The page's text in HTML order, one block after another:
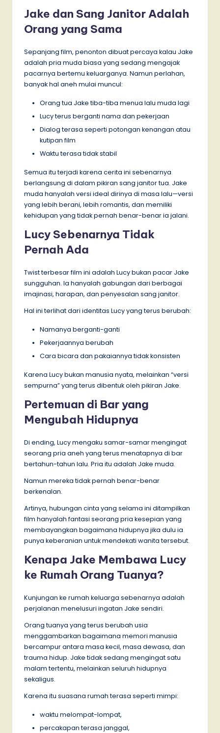
Jake dan Sang Janitor Adalah
Orang yang Sama
Sepanjang film, penonton dibuat percaya kalau Jake
adalah pria muda biasa yang sedang mengajak
pacarnya bertemu keluarganya. Namun perlahan,
banyak hal aneh mulai muncul:
Orang tua Jake tiba-tiba menua lalu muda lagi
Lucy terus berganti nama dan pekerjaan
Dialog terasa seperti potongan kenangan atau
kutipan film
Waktu terasa tidak stabil
Semua itu terjadi karena cerita ini sebenarnya
berlangsung di dalam pikiran sang janitor tua. Jake
muda hanyalah versi ideal dirinya di masa lalu—versi
yang lebih berani, lebih romantis, dan memiliki
kehidupan yang tidak pernah benar-benar ia jalani.
Lucy Sebenarnya Tidak
Pernah Ada
Twist terbesar film ini adalah Lucy bukan pacar Jake
sungguhan. Ia hanyalah gabungan dari berbagai
imajinasi, harapan, dan penyesalan sang janitor.
Hal ini terlihat dari identitas Lucy yang terus berubah:
Namanya berganti-ganti
Pekerjaannya berubah
Cara bicara dan pakaiannya tidak konsisten
Karena Lucy bukan manusia nyata, melainkan “versi
sempurna” yang terus dibentuk oleh pikiran Jake.
Pertemuan di Bar yang
Mengubah Hidupnya
Di ending, Lucy mengaku samar-samar mengingat
seorang pria aneh yang terus menatapnya di bar
bertahun-tahun lalu. Pria itu adalah Jake muda.
Namun mereka tidak pernah benar-benar
berkenalan.
Artinya, hubungan cinta yang selama ini ditampilkan
film hanyalah fantasi seorang pria kesepian yang
membayangkan bagaimana hidupnya jika dulu ia
punya keberanian untuk mendekati wanita tersebut.
Kenapa Jake Membawa Lucy
ke Rumah Orang Tuanya?
Kunjungan ke rumah keluarga sebenarnya adalah
perjalanan menelusuri ingatan Jake sendiri.
Orang tuanya yang terus berubah usia
menggambarkan bagaimana memori manusia
bercampur antara masa kecil, masa dewasa, dan
trauma hidup. Jake tidak sedang mengingat satu
malam tertentu, melainkan seluruh hidupnya
sekaligus.
Karena itu suasana rumah terasa seperti mimpi:
waktu melompat-lompat,
percakapan terasa janggal,